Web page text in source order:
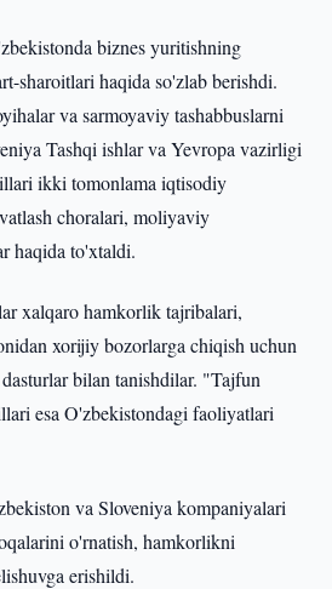
biznes yuritishning
sharoitlari haqida so'zlab berishdi.
va sarmoyaviy tashabbuslarni
Tashqi ishlar va Yevropa vazirligi
ikki tomonlama iqtisodiy
choralari, moliyaviy
haqida to'xtaldi.
xalqaro hamkorlik tajribalari,
xorijiy bozorlarga chiqish uchun
bilan tanishdilar. "Tajfun
esa O'zbekistondagi faoliyatlari
va Sloveniya kompaniyalari
o'rnatish, hamkorlikni
erishildi.